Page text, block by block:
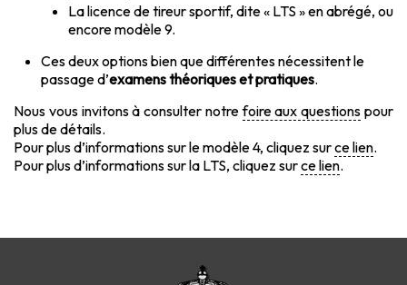
La licence de tireur sportif, dite « LTS » en abrégé, ou
encore modèle 9.
Ces deux options bien que différentes nécessitent le
passage d’examens théoriques et pratiques.
Nous vous invitons à consulter notrefoire aux questions pour
plus de détails.
Pour plus d’informations sur le modèle 4, cliquez surce lien.
Pour plus d’informations sur la LTS, cliquez surce lien.